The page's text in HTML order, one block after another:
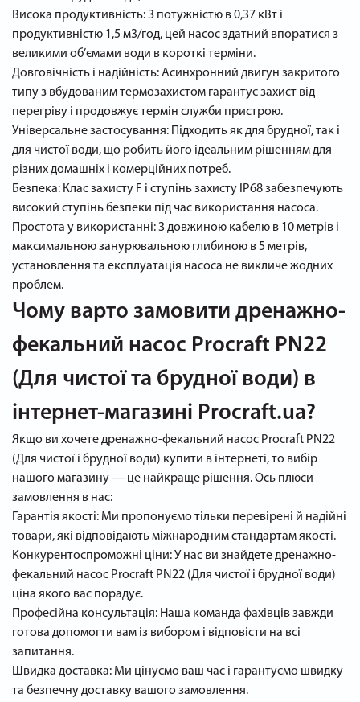
Висока продуктивність: З потужністю в 0,37 кВт і
продуктивністю 1,5 м3/год, цей насос здатний впоратися з
великими об’ємами води в короткі терміни.
Довговічність і надійність: Асинхронний двигун закритого
типу з вбудованим термозахистом гарантує захист від
перегріву і продовжує термін служби пристрою.
Універсальне застосування: Підходить як для брудної, так і
для чистої води, що робить його ідеальним рішенням для
різних домашніх і комерційних потреб.
Безпека: Клас захисту F і ступінь захисту IP68 забезпечують
високий ступінь безпеки під час використання насоса.
Простота у використанні: З довжиною кабелю в 10 метрів і
максимальною занурювальною глибиною в 5 метрів,
установлення та експлуатація насоса не викличе жодних
проблем.
Чому варто замовити дренажно-
фекальний насос Procraft PN22
(Для чистої та брудної води) в
інтернет-магазині Procraft.ua?
Якщо ви хочете дренажно-фекальний насос Procraft PN22
(Для чистої і брудної води) купити в інтернеті, то вибір
нашого магазину ― це найкраще рішення. Ось плюси
замовлення в нас:
Гарантія якості: Ми пропонуємо тільки перевірені й надійні
товари, які відповідають міжнародним стандартам якості.
Конкурентоспроможні ціни: У нас ви знайдете дренажно-
фекальний насос Procraft PN22 (Для чистої і брудної води)
ціна якого вас порадує.
Професійна консультація: Наша команда фахівців завжди
готова допомогти вам із вибором і відповісти на всі
запитання.
Швидка доставка: Ми цінуємо ваш час і гарантуємо швидку
та безпечну доставку вашого замовлення.